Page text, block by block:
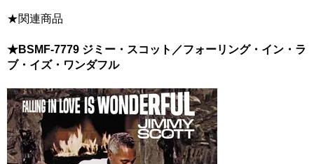
★関連商品
★BSMF-7779 ジミー・スコット／フォーリング・イン・ラ
ブ・イズ・ワンダフル